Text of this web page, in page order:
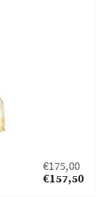
€175,00
Original
€157,50